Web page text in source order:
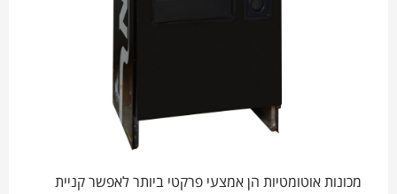
מכונות אוטומטיות הן אמצעי פרקטי ביותר לאפשר קניית